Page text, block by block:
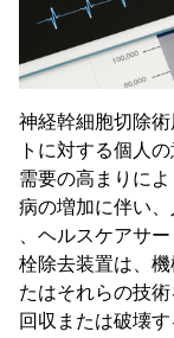
神経幹細胞切除
トに対する個人
需要の高まりに
病の増加に伴い
、ヘルスケアサ
栓除去装置は、
たはそれらの技
回収または破壊